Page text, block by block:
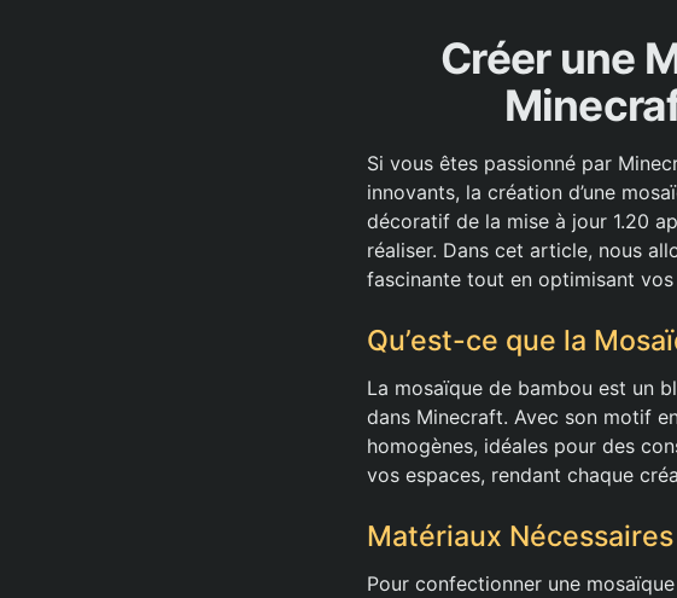
Créer une
Si vous êtes passionné par
innovants, la création d’une
décoratif de la mise à jour 1.20
réaliser. Dans cet article, nous
fascinante tout en optimisant
Qu’est-ce que la
La mosaïque de bambou est un
dans Minecraft. Avec son motif
homogènes, idéales pour des
vos espaces, rendant chaque
Matériaux
Pour confectionner une